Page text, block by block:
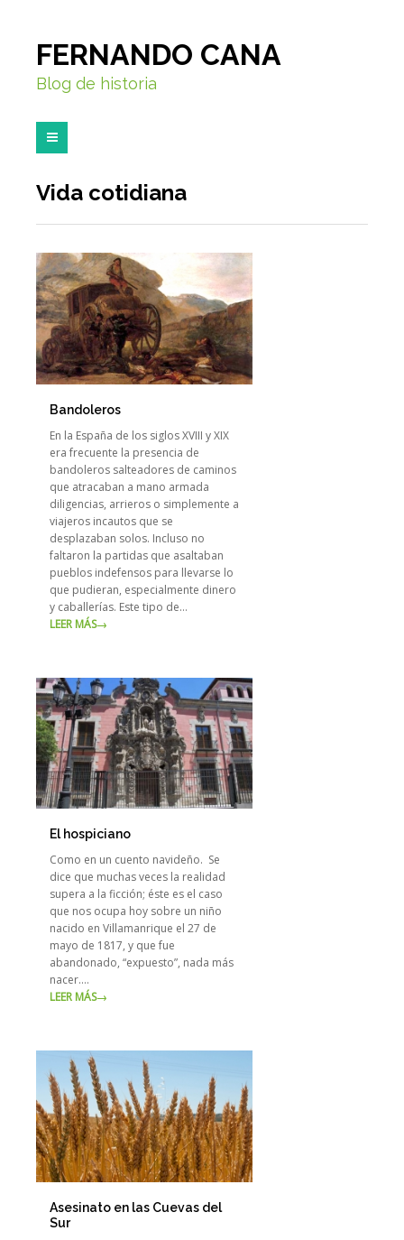
FERNANDO CANA
Blog de historia
Vida cotidiana
Bandoleros
En la España de los siglos XVIII y XIX
era frecuente la presencia de
bandoleros salteadores de caminos
que atracaban a mano armada
diligencias, arrieros o simplemente a
viajeros incautos que se
desplazaban solos. Incluso no
faltaron la partidas que asaltaban
pueblos indefensos para llevarse lo
que pudieran, especialmente dinero
y caballerías. Este tipo de…
LEER MÁS→
El hospiciano
Como en un cuento navideño. Se
dice que muchas veces la realidad
supera a la ficción; éste es el caso
que nos ocupa hoy sobre un niño
nacido en Villamanrique el 27 de
mayo de 1817, y que fue
abandonado, “expuesto”, nada más
nacer.…
LEER MÁS→
Asesinato en las Cuevas del
Sur